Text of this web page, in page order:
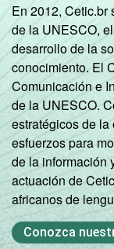
En 2012, Cetic.br
de la UNESCO,
desarrollo de la
conocimiento. El
Comunicación e
de la UNESCO.
estratégicos de
esfuerzos para
de la información
actuación de
africanos de
Conozca